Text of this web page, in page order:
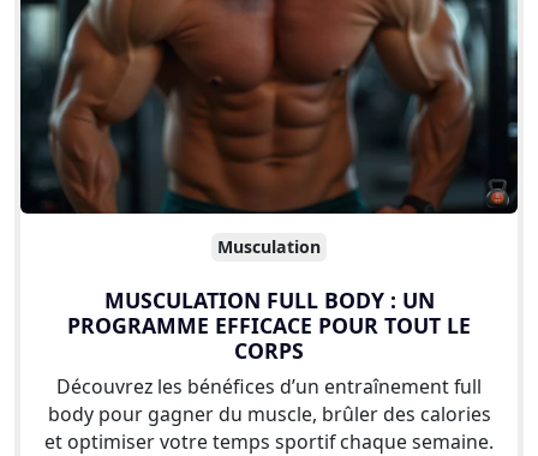
Musculation
MUSCULATION FULL BODY : UN
PROGRAMME EFFICACE POUR TOUT LE
CORPS
Découvrez les bénéfices d’un entraînement full
body pour gagner du muscle, brûler des calories
et optimiser votre temps sportif chaque semaine.